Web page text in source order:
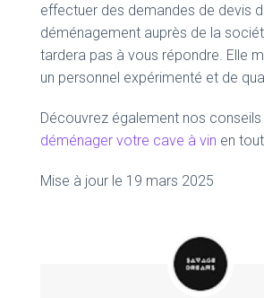
effectuer des demandes de devis
déménagement auprès de la
tardera pas à vous répondre. Elle
un personnel expérimenté et de
Découvrez également nos
déménager votre cave à vin en
Mise à jour le 19 mars 2025